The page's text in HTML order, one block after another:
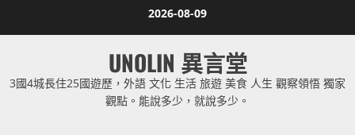
2026-08-09
UNOLIN 異言堂
3國4城長住25國遊歷，外語 文化 生活 旅遊 美食 人生 觀察領悟 獨家
觀點。能說多少，就說多少。